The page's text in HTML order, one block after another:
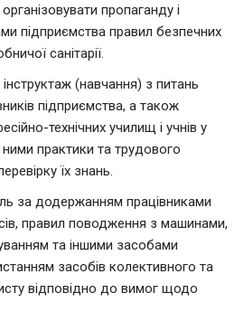
пропаганду і
підприємства правил безпечних
санітарії.
(навчання) з питань
підприємства, а також
технічних училищ і учнів у
практики та трудового
їх знань.
за додержанням працівниками
правил поводження з машинами,
та іншими засобами
засобів колективного та
відповідно до вимог щодо